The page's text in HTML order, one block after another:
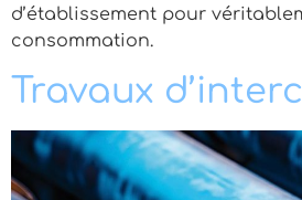
d’établissement pour
consommation.
Travaux